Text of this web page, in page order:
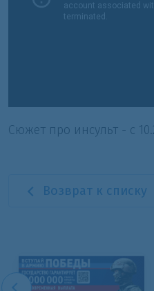
Сюжет про инсульт - с
Возврат к списку